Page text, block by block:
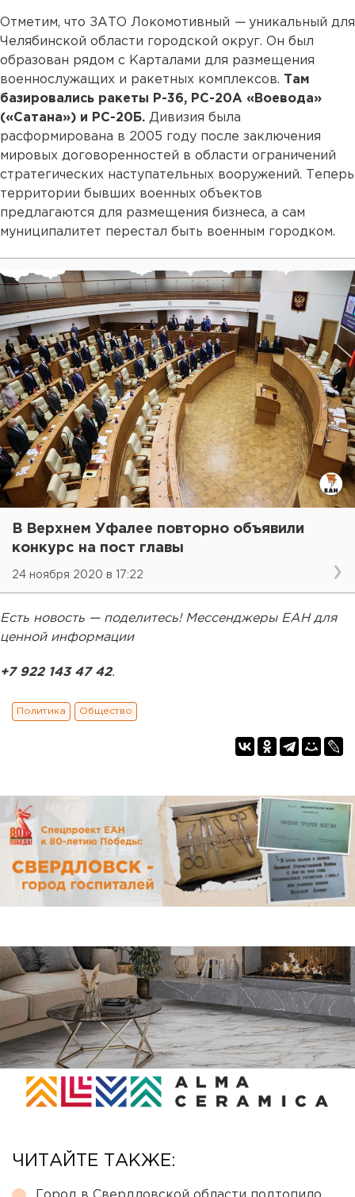
Отметим, что ЗАТО Локомотивный —уникальный для
Челябинской области городской округ. Он был
образован рядом с Карталами для размещения
военнослужащих и ракетных комплексов. Там
базировались ракеты Р-36, РС-20А «Воевода»
(«Сатана») и РС-20Б. Дивизия была
расформирована в 2005 году после заключения
мировых договоренностей в области ограничений
стратегических наступательных вооружений. Теперь
территории бывших военных объектов
предлагаются для размещения бизнеса, а сам
муниципалитет перестал быть военным городком.
В Верхнем Уфалее повторно объявили
конкурс на пост главы
24 ноября 2020 в 17:22
Есть новость — поделитесь! Мессенджеры ЕАН для
ценной информации
+7 922 143 47 42.
Политика Общество
ЧИТАЙТЕ ТАКЖЕ: